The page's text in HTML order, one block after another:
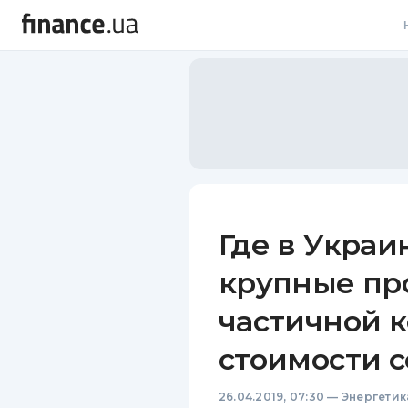
Где в
крупные
частичной
стоимости
26.04.2019, 07:30 —